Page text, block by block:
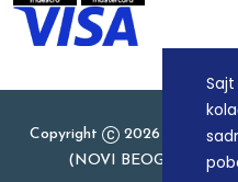
Copyright
2026
(NOVI BEOGRAD),